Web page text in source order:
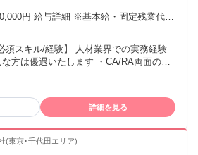
、個人事業主 ・家庭と両立、子育てと両
歴不問 ＊中高年･ミドルシニア活躍中 ＊
ンクOK） ＊女性が活躍中 ＊中途入社
ークOK ＊40代以上も応募可、50代以上
円 給与詳細 ※基本給・固定残業代の
8421円 〜 13万6881円（固定残業時
間） 固定残業時間を超えた勤務時間に
手当】 全員に一律で支
家族手当金額：なし 全員に一律で支払
間外労働手当 月45時間分を含む ・昇
通勤交通費支給（月上限3万円まで） ・
一時金：2万円、5000円/月） ・出張手
結婚・出産祝い金 など
須スキル/経験】 人材業界での実務経験
りたい方 ・新規事業に挑戦したい方 ・
論理的に考え、伝えられる方
詳細を見る
(東京･千代田エリア)